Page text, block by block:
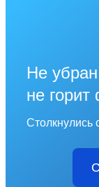
Не
не
Столкнулись